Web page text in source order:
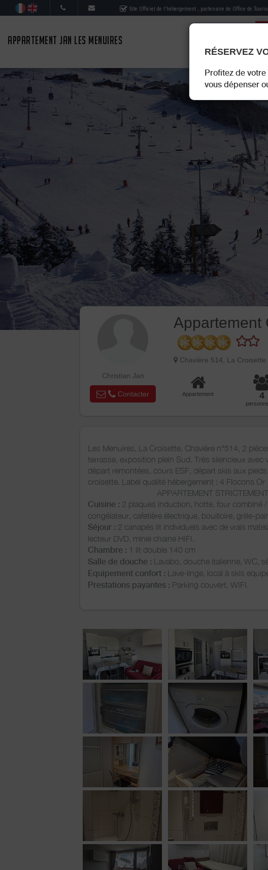
Site Officiel de l'hébergement , partenaire de Office de
APPARTEMENT JAN LES MENUIRES
RÉSERVEZ
Profitez de
vous dépenser
Christian Jan
Contacter
Appartement
Chavière 514, La
Appartement 4
Les Menuires, La Croisette, Chavière n°514, 2
terrasse, exposition plein Sud. Très silencieux
départ remontées, cours ESF, départ skis aux
croisette. Label qualité hébergement : 4 Flocons Or
APPARTEMENT STRICTEMENT
Cuisine : 2 plaques induction, hotte, four combiné
congélateur, cafetière électrique, bouilloire, grille-
Séjour : 2 canapés lit individuels avec de vrais
lecteur DVD, minie chaine HIFI.
Chambre : 1 lit double 140 cm
Salle de douche : Lavabo, douche italienne, WC,
Equipement confort : Lave-linge, local à skis
Prestations payantes : Parking couvert, WIFI.